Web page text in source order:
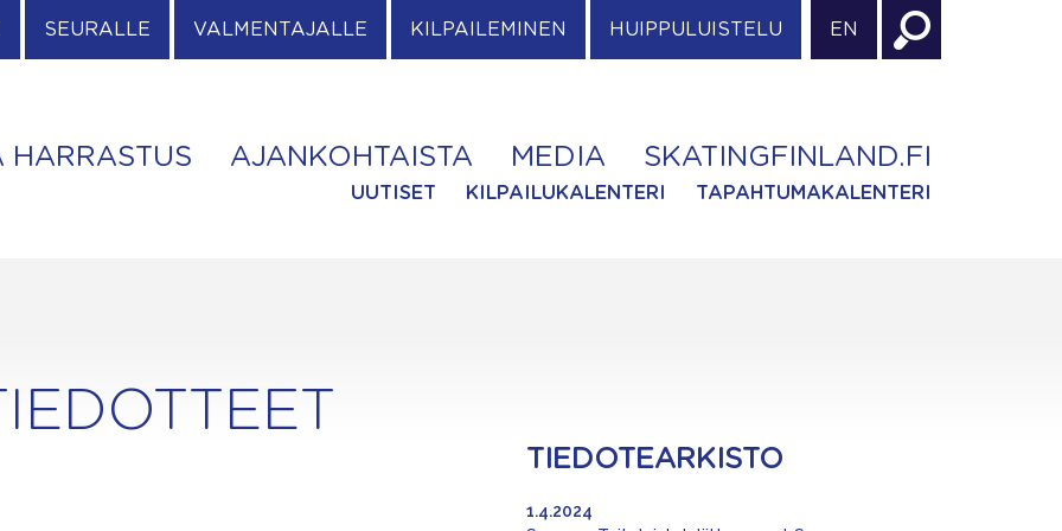
SEURALLE VALMENTAJALLE KILPAILEMINEN HUIPPULUISTELU EN
HARRASTUS AJANKOHTAISTA MEDIA SKATINGFINLAND.FI
UUTISET KILPAILUKALENTERI TAPAHTUMAKALENTERI
TIEDOTEARKISTO
1.4.2024